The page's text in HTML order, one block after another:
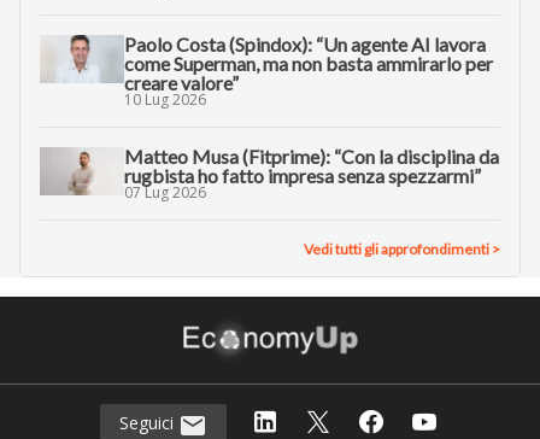
Paolo Costa (Spindox): “Un agente AI lavora
come Superman, ma non basta ammirarlo per
creare valore”
10 Lug 2026
Matteo Musa (Fitprime): “Con la disciplina da
rugbista ho fatto impresa senza spezzarmi”
07 Lug 2026
Vedi tutti gli approfondimenti >
Seguici